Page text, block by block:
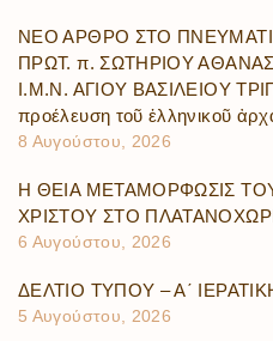
ΝΕΟ ΑΡΘΡΟ ΣΤΟ
ΠΡΩΤ. π. ΣΩΤΗΡΙΟΥ
Ι.Μ.Ν. ΑΓΙΟΥ ΒΑΣΙΛΕΙΟΥ
προέλευση τοῦ ἑλληνικοῦ
8 Αυγούστου, 2026
Η ΘΕΙΑ ΜΕΤΑΜΟΡΦΩΣΙΣ
ΧΡΙΣΤΟΥ ΣΤΟ
6 Αυγούστου, 2026
ΔΕΛΤΙΟ ΤΥΠΟΥ – Α΄
5 Αυγούστου, 2026